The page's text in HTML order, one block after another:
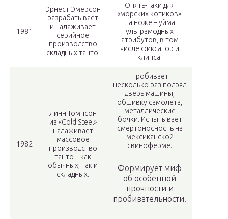
1981
Эрнест Эмерсон
разрабатывает
и налаживает
серийное
производство
складных танто.
Опять-таки для
«морских котиков».
На ноже – уйма
ультрамодных
атрибутов, в том
числе фиксатор и
клипса.
1982
Линн Томпсон
из «Cold Steel»
налаживает
массовое
производство
танто – как
обычных, так и
складных.
Пробивает
несколько раз подряд
дверь машины,
обшивку самолёта,
металлические
бочки. Испытывает
смертоносность на
мексиканской
свиноферме.
Формирует миф
об особенной
прочности и
пробивательности.